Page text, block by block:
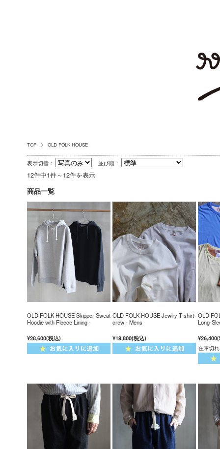
TOP OLD FOLK HOUSE
表示切替： 並び順：
12件中1件～12件を表示
商品一覧
OLD FOLK HOUSE Skipper Sweat
Hoodie with Fleece Lining -
¥28,600(税込)
OLD FOLK HOUSE Jewlry T-shirt-
crew - Mens
¥19,800(税込)
OLD
Long-
¥26,400
在庫切れ